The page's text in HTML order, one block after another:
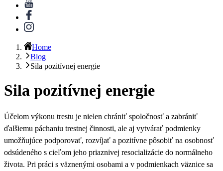
Home
Blog
Sila pozitívnej energie
Sila pozitívnej energie
Účelom výkonu trestu je nielen chrániť spoločnosť a zabrániť
ďalšiemu páchaniu trestnej činnosti, ale aj vytvárať podmienky
umožňujúce podporovať, rozvíjať a pozitívne pôsobiť na osobnosť
odsúdeného s cieľom jeho priaznivej resocializácie do normálneho
života. Pri práci s väznenými osobami a v podmienkach väznice sa